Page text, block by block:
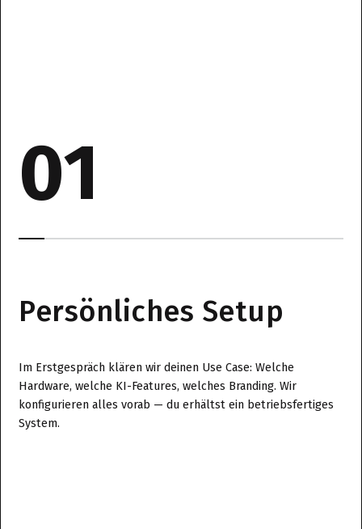
01
Persönliches Setup
Im Erstgespräch klären wir deinen Use Case: Welche
Hardware, welche KI-Features, welches Branding. Wir
konfigurieren alles vorab — du erhältst ein betriebsfertiges
System.